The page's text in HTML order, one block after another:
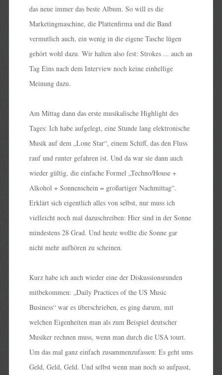
das neue immer das beste Album. So will es die
Marketingmaschine, die Plattenfirma und die Band
vermutlich auch, ein wenig in die eigene Tasche lügen
gehört wohl dazu. Wir halten also fest: Strokes ... auch an
Tag Eins nach dem Interview noch keine einhellige
Meinung dazu.
Am Mittag dann das erste musikalische Highlight des
Tages: Ich habe aufgelegt, eine Stunde lang elektronische
Musik auf dem „Lone Star“, einem Schiff, das den Fluss
rauf und runter gefahren ist. Und da war sie dann auch
wieder gültig, die einfache Formel „Techno/House +
Alkohol + Sonnenschein = großartiger Nachmittag“.
Erklärt sich eigentlich alles von selbst, nur muss ich
vielleicht noch mal dazuschreiben: Hier sind in der Sonne
mindestens 28 Grad. Und heute wollte die Sonne gar
nicht mehr aufhören zu scheinen.
Kurz habe ich auch wieder eine der Diskussionsrunden
mitbekommen: „Daily Practices of the US Music
Business“ war es überschrieben, es ging darum, mit
welchen Eigenheiten man als zum Beispiel deutscher
Musiker rechnen muss, wenn man durch die USA tourt.
Um das mal ganz einfach zusammenzufassen: Es geht ums
Geld, Geld, Geld. Und selbst wenn man noch so aufpasst,